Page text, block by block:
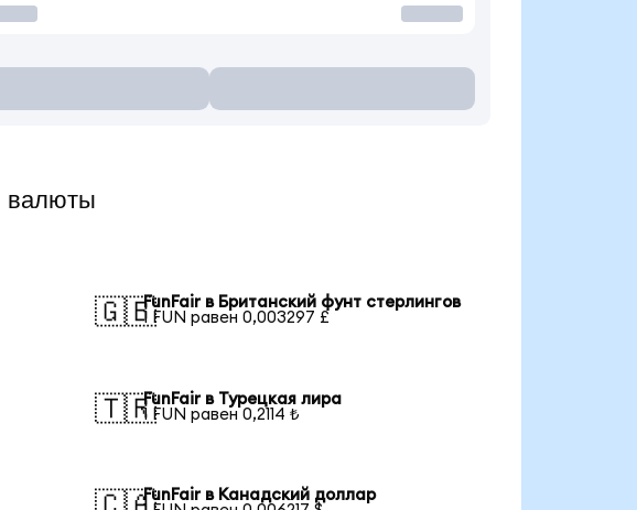
валюты
🇬🇧FunFair в Британский фунт стерлингов
1 FUN равен 0,003297 £
🇹🇷FunFair в Турецкая лира
1 FUN равен 0,2114 ₺
FunFair в Канадский доллар